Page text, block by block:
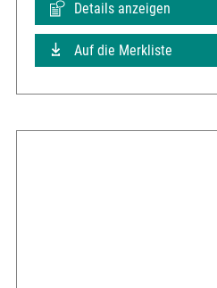
Details anzeigen
Auf die Merkliste